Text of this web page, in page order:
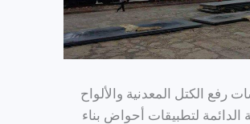
رفع الكتل المعدنية والألواح
الدائمة لتطبيقات أحواض بناء